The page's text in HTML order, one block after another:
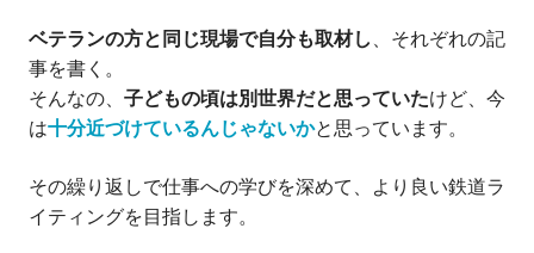
ベテランの方と同じ現場で自分も取材し、それぞれの記
事を書く。
そんなの、 子どもの頃は別世界だと思っていたけど、今
は十分近づけているんじゃないかと思っています。
その繰り返しで仕事への学びを深めて、より良い鉄道ラ
イティングを目指します。